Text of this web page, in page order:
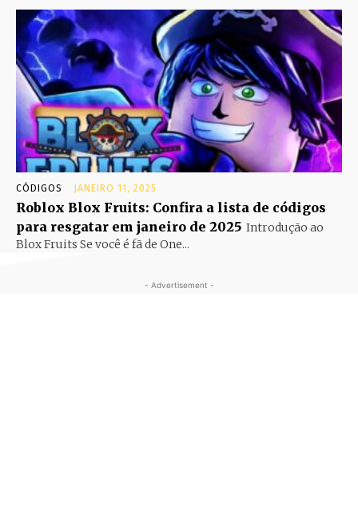
CÓDIGOS JANEIRO 11, 2025
Roblox Blox Fruits: Confira a lista de códigos
para resgatar em janeiro de 2025 Introdução ao
Blox Fruits Se você é fã de One...
- Advertisement -